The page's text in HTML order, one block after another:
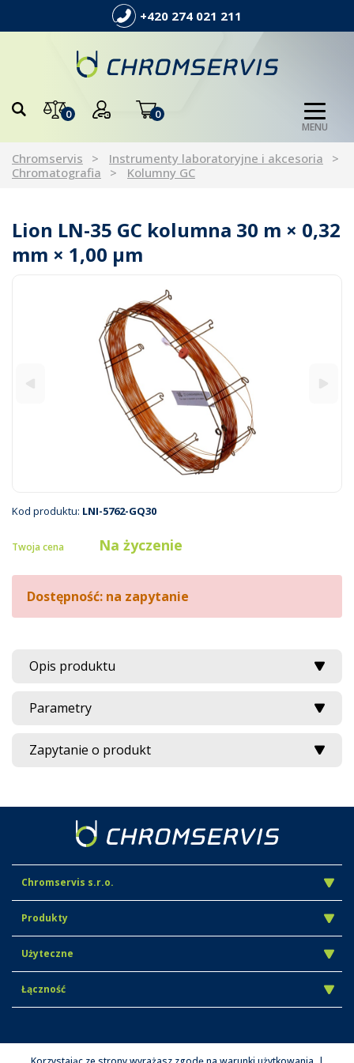
+420 274 021 211
0 0
MENU
Chromservis
Instrumenty laboratoryjne i akcesoria
Chromatografia
Kolumny GC
Lion LN-35 GC kolumna 30 m × 0,32
mm × 1,00 µm
Kod produktu: LNI-5762-GQ30
Twoja cena Na życzenie
Dostępność: na zapytanie
Opis produktu
Parametry
Zapytanie o produkt
Chromservis s.r.o.
Produkty
Użyteczne
Łączność